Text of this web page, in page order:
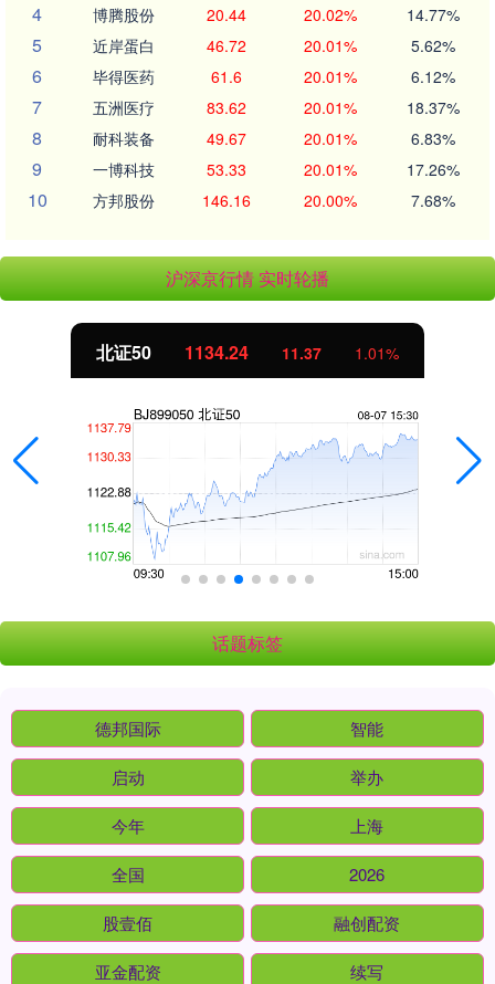
4 博腾股份 20.44 20.02% 14.77%
5 近岸蛋白 46.72 20.01% 5.62%
6 毕得医药 61.6 20.01% 6.12%
7 五洲医疗 83.62 20.01% 18.37%
8 耐科装备 49.67 20.01% 6.83%
9 一博科技 53.33 20.01% 17.26%
10 方邦股份 146.16 20.00% 7.68%
沪深京行情 实时轮播
北证50 1134.24 11.37 1.01%
话题标签
德邦国际 智能
启动 举办
今年 上海
全国 2026
股壹佰 融创配资
亚金配资 续写